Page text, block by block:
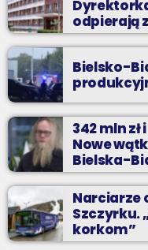
odpierają
Bielsko-
342 mln
Nowe
Bielska-
Narciarze
Szczyrku.
korkom”